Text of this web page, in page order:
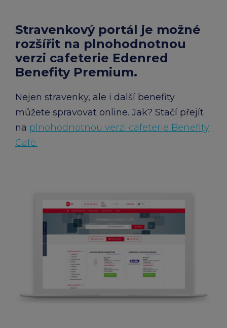
Stravenkový portál je možné
rozšířit na plnohodnotnou
verzi cafeterie Edenred
Benefity Premium.
Nejen stravenky, ale i další benefity
můžete spravovat online. Jak? Stačí přejít
na plnohodnotnou verzi cafeterie Benefity
Café.